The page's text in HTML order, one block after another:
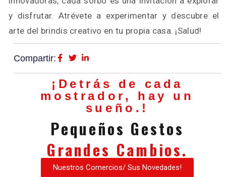
y disfrutar. Atrévete a experimentar y descubre el
arte del brindis creativo en tu propia casa. ¡Salud!
Compartir:
¡Detrás de cada
mostrador, hay un
sueño.!
Pequeños Gestos
Grandes Cambios.
Nuestros Comercios/ Sus Novedades!